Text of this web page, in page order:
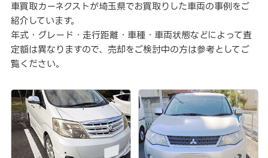
車買取カーネクストが埼玉県でお買取りした車両の事例をご
紹介しています。
年式・グレード・走行距離・車種・車両状態などによって査
定額は異なりますので、売却をご検討中の方は参考としてご
覧ください。